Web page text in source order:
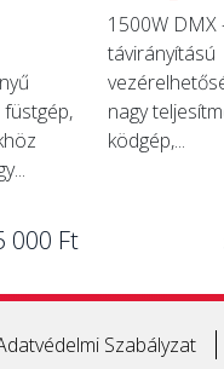
000 Ft
1500W DMX
távirányítású
nagy
ködgép,...
Szabályzat